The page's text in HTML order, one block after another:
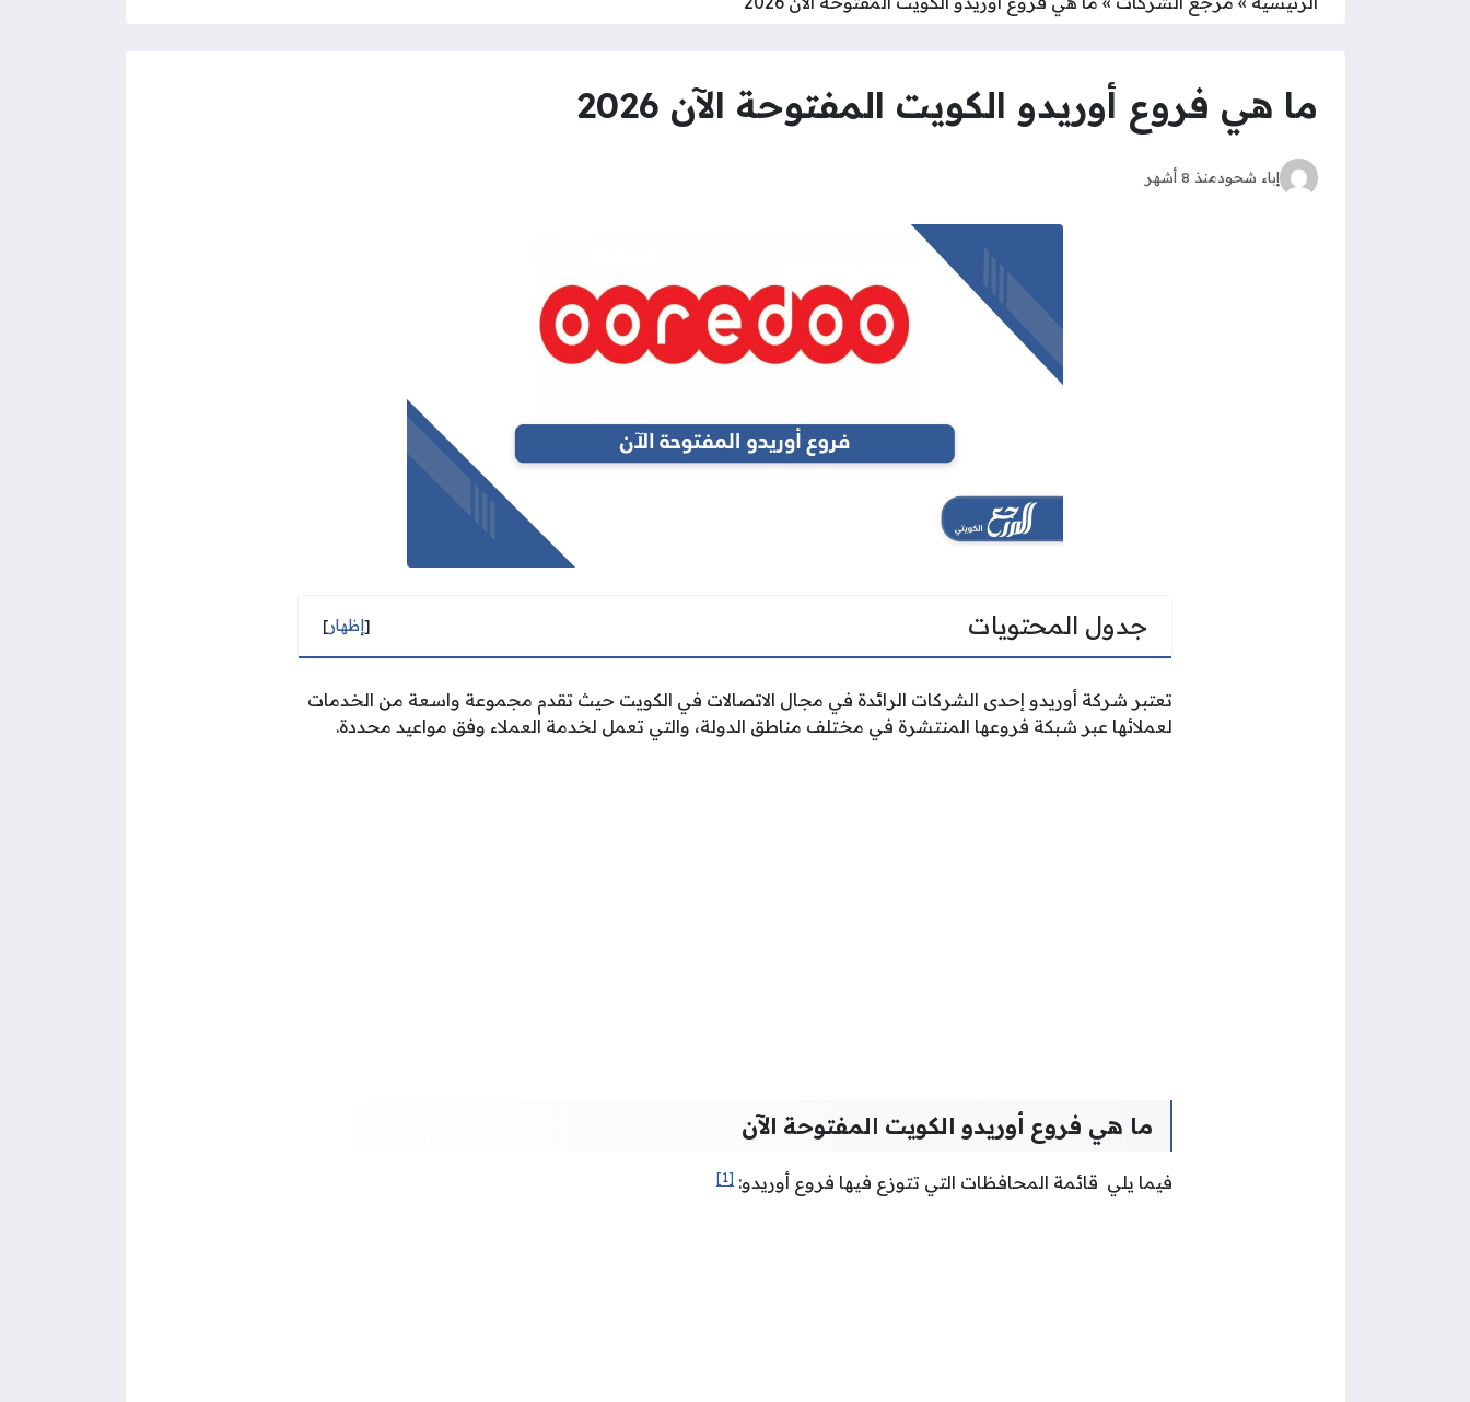
ما هي فروع أوريدو الكويت المفتوحة الآن 2026
إباء شحودمنذ 8 أشهر
جدول المحتويات [إظهار]
تعتبر شركة أوريدو إحدى الشركات الرائدة في مجال الاتصالات في الكويت حيث تقدم مجموعة واسعة من الخدمات
لعملائها عبر شبكة فروعها المنتشرة في مختلف مناطق الدولة، والتي تعمل لخدمة العملاء وفق مواعيد محددة.
ما هي فروع أوريدو الكويت المفتوحة الآن
فيما يلي قائمة المحافظات التي تتوزع فيها فروع أوريدو: [1]